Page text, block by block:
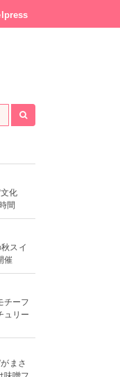
化
間
スイ
催
チーフ
ュリー
まさ